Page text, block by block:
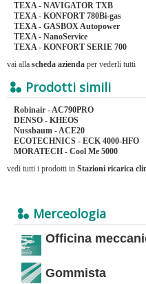
TEXA - NAVIGATOR TXB
TEXA - KONFORT 780Bi-gas
TEXA - GASBOX Autopower
TEXA - NanoService
TEXA - KONFORT SERIE 700
vai alla scheda azienda per vederli tutti
Prodotti simili
Robinair - AC790PRO
DENSO - KHEOS
Nussbaum - ACE20
ECOTECHNICS - ECK 4000-HFO
MORATECH - Cool Me 5000
vedi tutti i prodotti in Stazioni ricarica
Merceologia
Officina
Gommista